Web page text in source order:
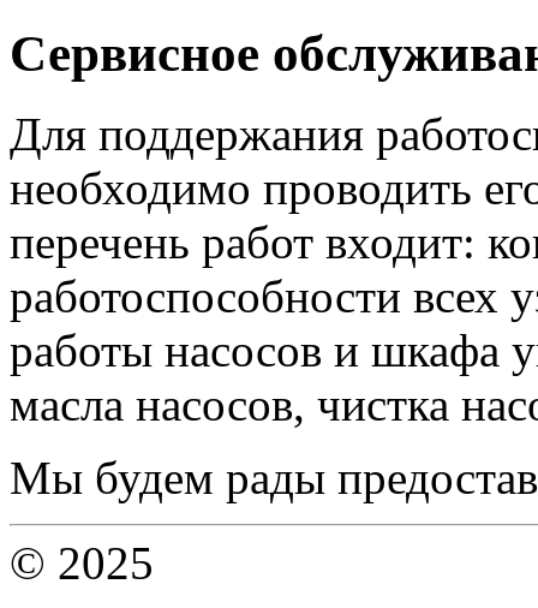
Сервисное
Для поддержания
необходимо проводить
перечень работ входит:
работоспособности всех
работы насосов и шкафа
масла насосов, чистка
Мы будем рады
© 2025